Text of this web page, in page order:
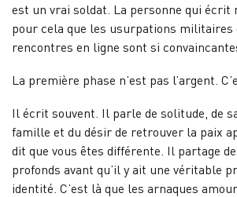
est un vrai soldat. La personne qui écrit
pour cela que les usurpations militaires
rencontres en ligne sont si
La première phase n’est pas l’argent.
Il écrit souvent. Il parle de solitude, de
famille et du désir de retrouver la paix
dit que vous êtes différente. Il partage
profonds avant qu’il y ait une véritable
identité. C’est là que les arnaques